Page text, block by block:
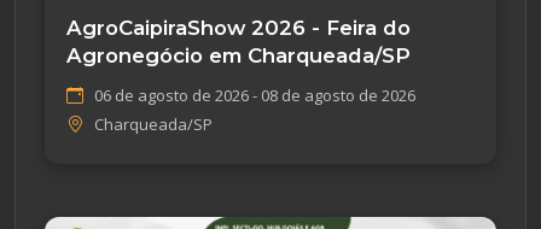
AgroCaipiraShow 2026 - Feira do
Agronegócio em Charqueada/SP
06 de agosto de 2026 - 08 de agosto de 2026
Charqueada/SP